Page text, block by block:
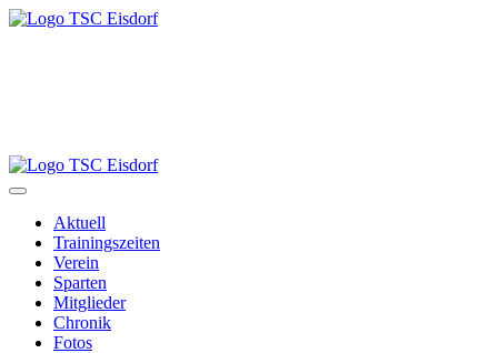
Aktuell
Trainingszeiten
Verein
Sparten
Mitglieder
Chronik
Fotos